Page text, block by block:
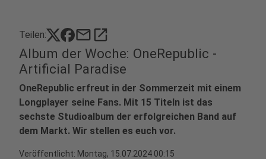
Teilen: mailopen_in_new
Album der Woche: OneRepublic -
Artificial Paradise
OneRepublic erfreut in der Sommerzeit mit einem
Longplayer seine Fans. Mit 15 Titeln ist das
sechste Studioalbum der erfolgreichen Band auf
dem Markt. Wir stellen es euch vor.
Veröffentlicht: Montag, 15.07.2024 00:15